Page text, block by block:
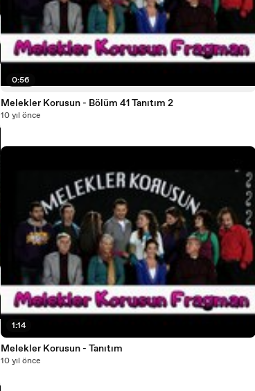
0:56
Melekler Korusun - Bölüm 41 Tanıtım 2
10 yıl önce
1:14
Melekler Korusun - Tanıtım
10 yıl önce